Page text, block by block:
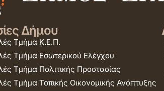
Δήμου
Τμήμα Κ.Ε.Π.
Τμήμα Εσωτερικού Ελέγχου
Τμήμα Πολιτικής Προστασίας
Τμήμα Τοπικής Οικονομικής Ανάπτυξης